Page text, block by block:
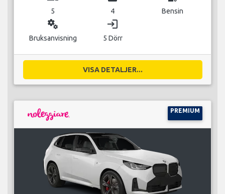
5 4 Bensin
miscellaneous_services
Bruksanvisning
login
5 Dörr
VISA DETALJER...
PREMIUM